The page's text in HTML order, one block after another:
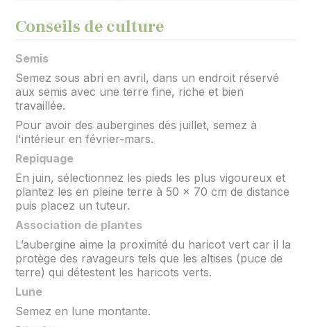
Conseils de culture
Semis
Semez sous abri en avril, dans un endroit réservé
aux semis avec une terre fine, riche et bien
travaillée.
Pour avoir des aubergines dès juillet, semez à
l'intérieur en février-mars.
Repiquage
En juin, sélectionnez les pieds les plus vigoureux et
plantez les en pleine terre à 50 x 70 cm de distance
puis placez un tuteur.
Association de plantes
L’aubergine aime la proximité du haricot vert car il la
protège des ravageurs tels que les altises (puce de
terre) qui détestent les haricots verts.
Lune
Semez en lune montante.